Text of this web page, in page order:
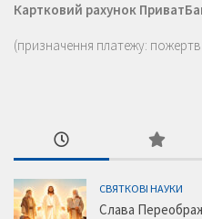
Картковий рахунок
(призначення платежу:
СВЯТКОВІ НАУКИ
Слава